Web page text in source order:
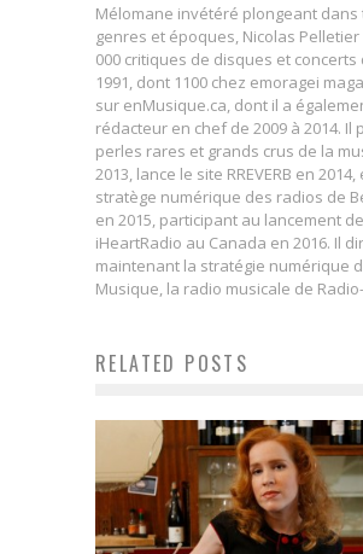
Mélomane invétéré plongeant dans
genres et époques, Nicolas
000 critiques de disques et concerts
1991, dont 1100 chez emoragei
sur enMusique.ca, dont il a
rédacteur en chef de 2009 à 2014. Il
perles rares et grands crus de la
2013, lance le site RREVERB en
stratège numérique des radios de
en 2015, participant au lancement
iHeartRadio au Canada en 2016. Il
maintenant la stratégie numérique
Musique, la radio musicale de
RELATED POSTS